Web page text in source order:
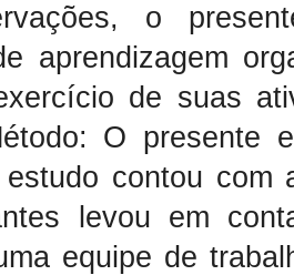
o
aprendizagem
de suas
O presente
contou com
levou em
equipe de